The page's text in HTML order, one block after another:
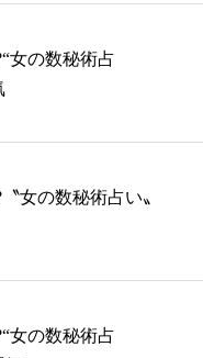
女の数秘術占
女の数秘術占い〟
女の数秘術占